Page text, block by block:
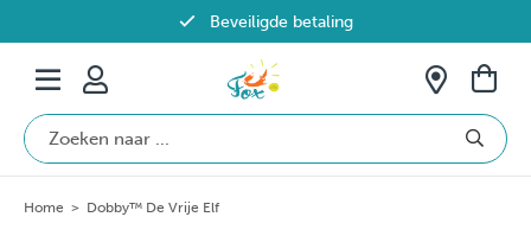
Beveiligde betaling
Gratis verzending vanaf €69 in België
Home > Dobby™ De Vrije Elf